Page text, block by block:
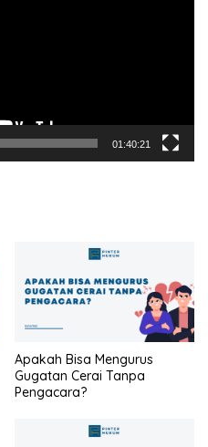
01:40:21
Apakah Bisa Mengurus
Gugatan Cerai Tanpa
Pengacara?